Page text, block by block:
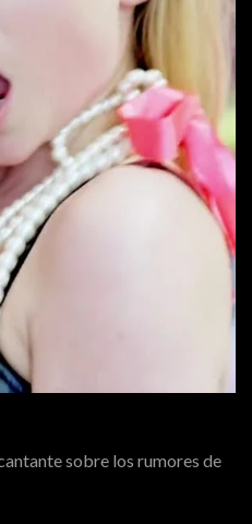
sobre los rumores de